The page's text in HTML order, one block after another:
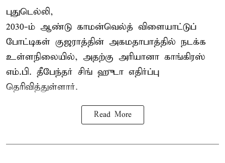
புதுடெல்லி,
2030-ம் ஆண்டு காமன்வெல்த் விளையாட்டுப்
போட்டிகள் குஜராத்தின் அகமதாபாத்தில் நடக்க
உள்ளநிலையில், அதற்கு அரியானா காங்கிரஸ்
எம்.பி. தீபேந்தர் சிங் ஹுடா எதிர்ப்பு
தெரிவித்துள்ளார்.
Read More